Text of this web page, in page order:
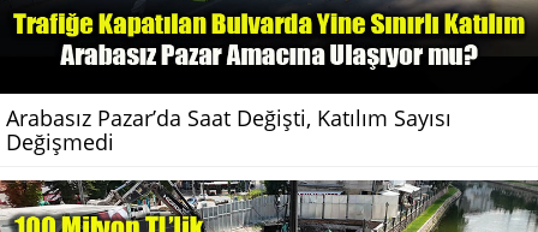
Arabasız Pazar’da Saat Değişti, Katılım Sayısı
Değişmedi